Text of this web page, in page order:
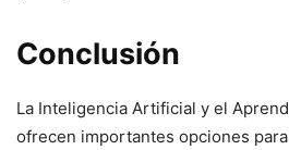
Conclusión
La Inteligencia Artificial y el
ofrecen importantes opciones